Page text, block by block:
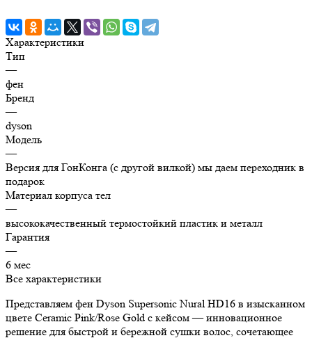
Характеристики
Тип
—
фен
Бренд
—
dyson
Модель
—
Версия для ГонКонга (с другой вилкой) мы даем переходник в
подарок
Материал корпуса тел
—
высококачественный термостойкий пластик и металл
Гарантия
—
6 мес
Все характеристики
Представляем фен Dyson Supersonic Nural HD16 в изысканном
цвете Ceramic Pink/Rose Gold с кейсом — инновационное
решение для быстрой и бережной сушки волос, сочетающее